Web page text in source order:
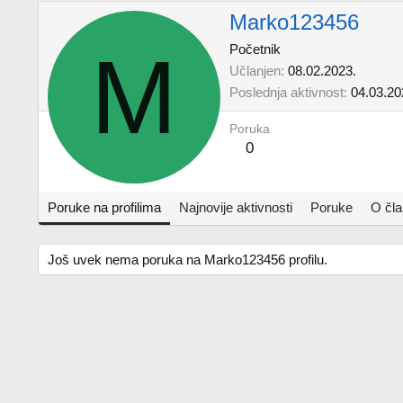
M
Marko123456
Početnik
Učlanjen 08.02.2023.
Poslednja aktivnost
Poruka
0
Poruke na profilima Najnovije aktivnosti Poruke O
Još uvek nema poruka na Marko123456 profilu.